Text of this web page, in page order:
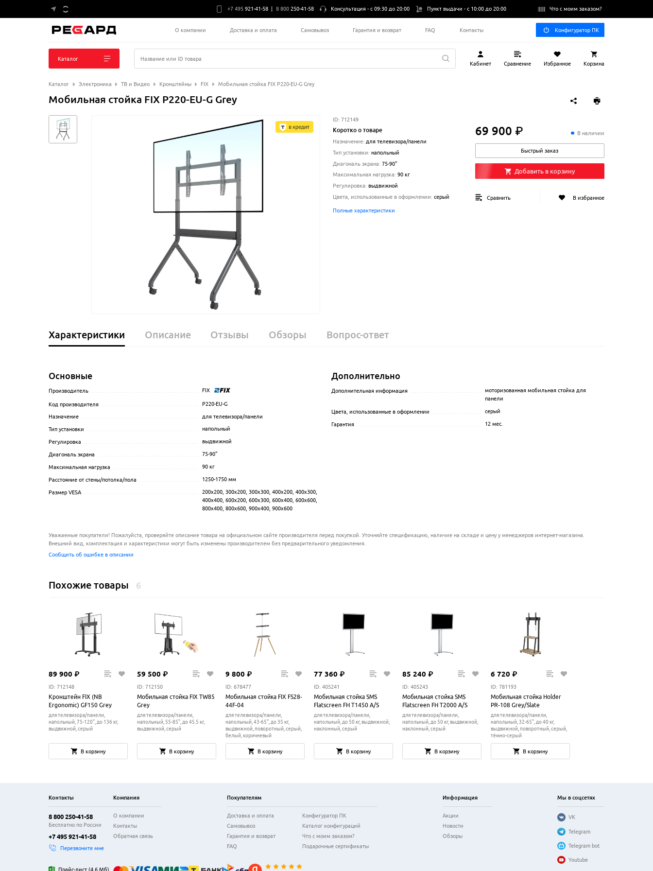
+7 495 921-41-58 8 800 250-41-58 Консультация -с 09:30 до 20:00 Пункт выдачи -с 10:00 до 20:00 Что с моим заказом?
О компании Доставка и оплата Самовывоз Гарантия и возврат FAQ Контакты Конфигуратор ПК
Каталог Название или ID товара
Кабинет Сравнение Избранное Корзина
Каталог Электроника ТВ и Видео Кронштейны FIX Мобильная стойка FIX P220-EU-G Grey
Мобильная стойка FIX P220-EU-G Grey
ID: 712149
Коротко о товаре
Назначение: для телевизора/панели
Тип установки: напольный
Диагональ экрана: 75-90"
Максимальная нагрузка: 90 кг
Регулировка: выдвижной
Цвета, использованные в оформлении: серый
Полные характеристики
69 900 ₽69 900 ₽ В наличии
Быстрый заказ
Добавить в корзину
Сравнить В избранное
Характеристики Описание Отзывы Обзоры Вопрос-ответ
Основные
Производитель ........................................................................................................................................................................................................
FIX
Код производителя ........................................................................................................................................................................................................
P220-EU-G
Назначение ........................................................................................................................................................................................................
для телевизора/панели
Тип установки ........................................................................................................................................................................................................
напольный
Регулировка ........................................................................................................................................................................................................
выдвижной
Диагональ экрана ........................................................................................................................................................................................................
75-90"
Максимальная нагрузка ........................................................................................................................................................................................................
90кг
Расстояние от стены/потолка/пола ........................................................................................................................................................................................................
1250-1750мм
Размер VESA ........................................................................................................................................................................................................
200x200, 300x200, 300x300, 400x200, 400x300,
400x400, 600x200, 600x300, 600x400, 600x600,
800х400, 800х600, 900х400, 900х600
Дополнительно
Дополнительная информация
моторизованная мобильная стойка для
панели
Цвета, использованные в оформлении серый
Гарантия 12 мес.
Уважаемые покупатели! Пожалуйста, проверяйте описание товара на официальном сайте производителя перед покупкой. Уточняйте спецификацию, наличие на складе и цену у менеджеров интернет-магазина.
Внешний вид, комплектация и характеристики могут быть изменены производителем без предварительного уведомления.
Сообщить об ошибке в описании
Похожие товары 6
89 900 ₽
ID: 712148
Кронштейн FIX (NB
Ergonomic) GF150 Grey
для телевизора/панели,
напольный, 75-120", до 136 кг,
выдвижной, серый
В корзину
59 500 ₽
ID: 712150
Мобильная стойка FIX TW85
Grey
для телевизора/панели,
напольный, 55-85", до 45.5 кг,
выдвижной, серый
В корзину
9 800 ₽
ID: 678477
Мобильная стойка FIX FS28-
44F-04
для телевизора/панели,
напольный, 43-65", до 35 кг,
выдвижной, поворотный, серый,
белый, коричневый
В корзину
77 360 ₽
ID: 405241
Мобильная стойка SMS
Flatscreen FH T1450 A/S
для телевизора/панели,
напольный, до 50 кг, выдвижной,
наклонный, серый
В корзину
85 240 ₽
ID: 405243
Мобильная стойка SMS
Flatscreen FH T2000 A/S
для телевизора/панели,
напольный, до 50 кг, выдвижной,
наклонный, серый
В корзину
6 720 ₽
ID: 781193
Мобильная стойка Holder
PR-108 Grey/Slate
для телевизора/панели,
напольный, 32-65", до 40 кг,
выдвижной, поворотный, серый,
тёмно-серый
В корзину
Контакты
8 800 250-41-58
Бесплатно по России
+7 495 921-41-58
Перезвоните мне
Прайс-лист(4.6 Мб)
Компания
О компании
Контакты
Обратная связь
Покупателям
Доставка и оплата
Самовывоз
Гарантия и возврат
FAQ
Конфигуратор ПК
Каталог конфигураций
Что с моим заказом?
Подарочные сертификаты
Информация
Акции
Новости
Обзоры
Мы в соцсетях
VK
Telegram
Telegram bot
Youtube